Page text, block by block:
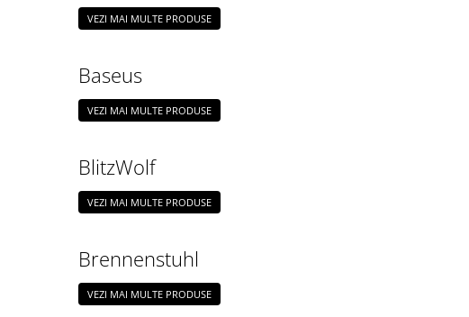
VEZI MAI MULTE PRODUSE
Baseus
VEZI MAI MULTE PRODUSE
BlitzWolf
VEZI MAI MULTE PRODUSE
Brennenstuhl
VEZI MAI MULTE PRODUSE